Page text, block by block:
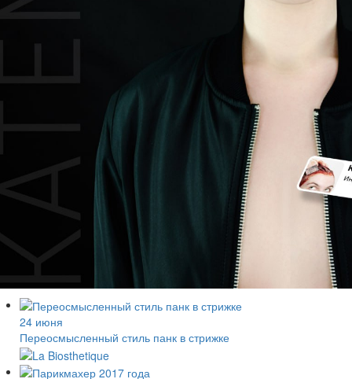
24 июня
Переосмысленный стиль панк в стрижке